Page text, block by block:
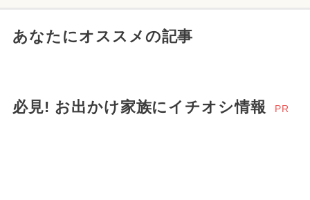
あなたにオススメの記事
必見! お出かけ家族にイチオシ情報 PR